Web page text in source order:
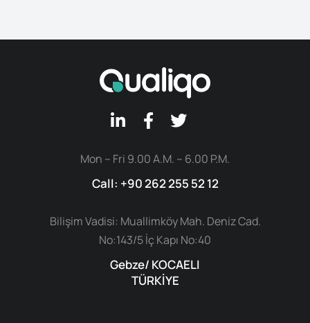
Mon – Fri 9.00 A.M. – 6.00 P.M.
Call: +90 262 255 52 12
Bilişim Vadisi: Muallimköy Mah. Deniz Cad.
No:143/5 İç Kapı No:40
Gebze/ KOCAELI
TÜRKİYE